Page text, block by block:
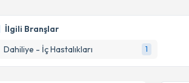
İlgili Branşlar
Dahiliye - İç Hastalıkları
1